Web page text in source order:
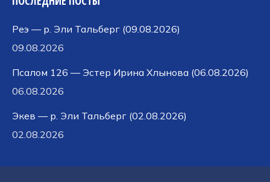
Реэ — р. Эли Тальберг (09.08.2026)
09.08.2026
Псалом 126 — Эстер Ирина Хлынова (06.08.2026)
06.08.2026
Экев — р. Эли Тальберг (02.08.2026)
02.08.2026